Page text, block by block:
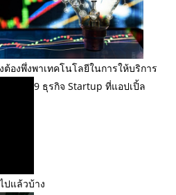
องพึ่งพาเทคโนโลยีในการให้บริการ
9 ธุรกิจ Startup ที่แอปเปิ้ล
ปแล้วบ้าง